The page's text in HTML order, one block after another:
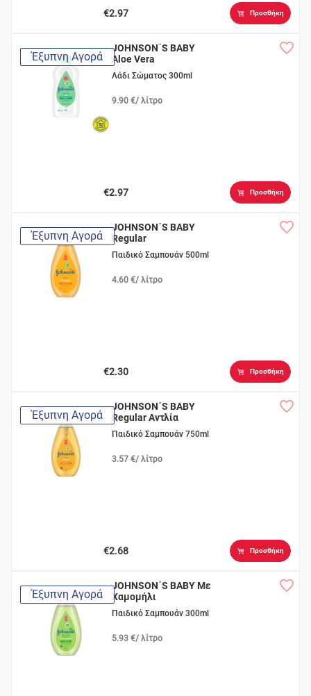
€2.97 Προσθήκη
Έξυπνη Αγορά
JOHNSON΄S BABY
Aloe Vera
Λάδι Σώματος 300ml
9.90 €/ λίτρο
€2.97 Προσθήκη
Έξυπνη Αγορά
JOHNSON΄S BABY
Regular
Παιδικό Σαμπουάν 500ml
4.60 €/ λίτρο
€2.30 Προσθήκη
Έξυπνη Αγορά
JOHNSON΄S BABY
Regular Aντλία
Παιδικό Σαμπουάν 750ml
3.57 €/ λίτρο
€2.68 Προσθήκη
Έξυπνη Αγορά
JOHNSON΄S BABY Με
Χαμομήλι
Παιδικό Σαμπουάν 300ml
5.93 €/ λίτρο